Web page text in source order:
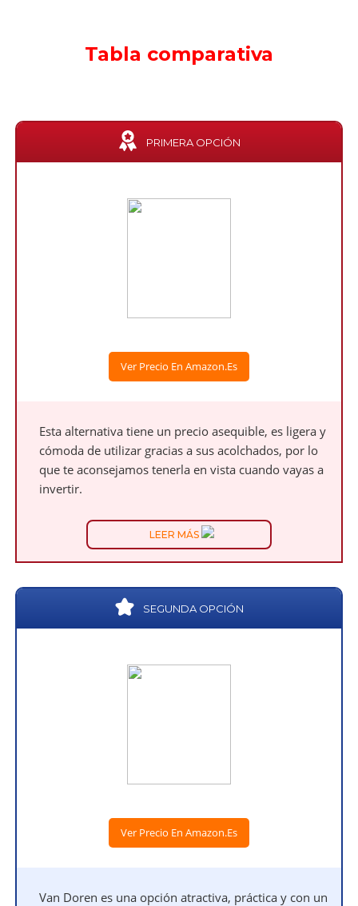
Tabla comparativa
PRIMERA OPCIÓN
Ver Precio En Amazon.es
Esta alternativa tiene un precio asequible, es ligera y
cómoda de utilizar gracias a sus acolchados, por lo
que te aconsejamos tenerla en vista cuando vayas a
invertir.
LEER MÁS
SEGUNDA OPCIÓN
Ver Precio En Amazon.es
Van Doren es una opción atractiva, práctica y con un